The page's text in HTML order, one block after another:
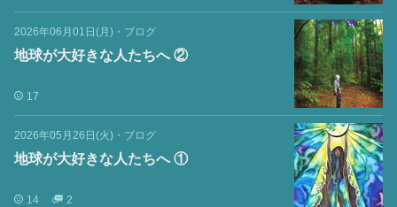
2026年06月01日(月) ・ ブログ
地球が大好きな人たちへ ②
17
2026年05月26日(火) ・ ブログ
地球が大好きな人たちへ ①
14 2